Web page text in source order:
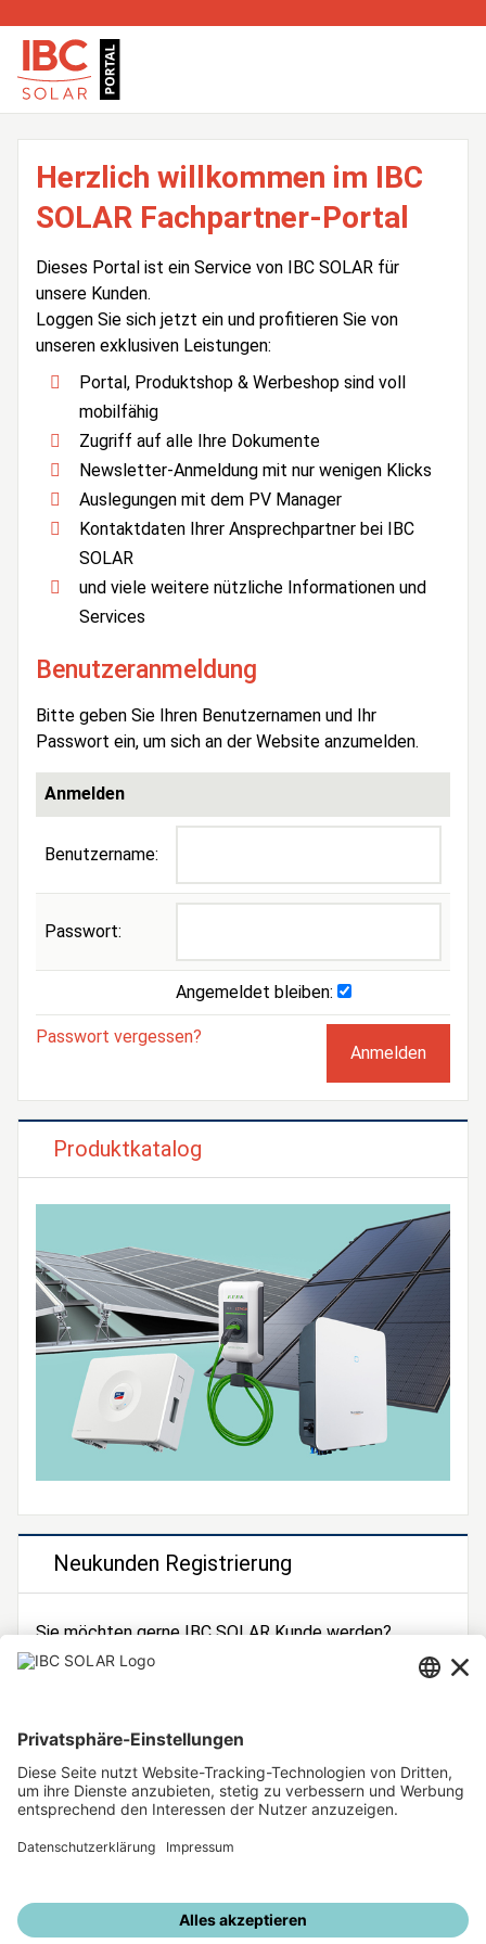
Herzlich willkommen im IBC
SOLAR Fachpartner-Portal
Dieses Portal ist ein Service von IBC SOLAR für
unsere Kunden.
Loggen Sie sich jetzt ein und profitieren Sie von
unseren exklusiven Leistungen:
Portal, Produktshop & Werbeshop sind voll
mobilfähig
Zugriff auf alle Ihre Dokumente
Newsletter-Anmeldung mit nur wenigen Klicks
Auslegungen mit dem PV Manager
Kontaktdaten Ihrer Ansprechpartner bei IBC
SOLAR
und viele weitere nützliche Informationen und
Services
Benutzeranmeldung
Bitte geben Sie Ihren Benutzernamen und Ihr
Passwort ein, um sich an der Website anzumelden.
Anmelden
Benutzername:
Passwort:
Angemeldet bleiben:
Passwort vergessen?
Produktkatalog
Neukunden Registrierung
Sie möchten gerne IBC SOLAR Kunde werden?
Dann registrieren Sie sich jetzt!
Unsere weiteren Angebote
IBC SOLAR Webseite